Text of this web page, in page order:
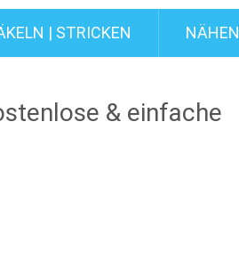
| STRICKEN NÄHEN
& einfache